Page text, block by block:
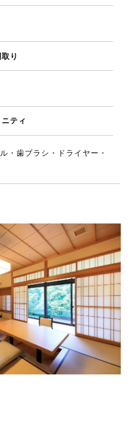
取り
ティ
・歯ブラシ・ドライヤー・